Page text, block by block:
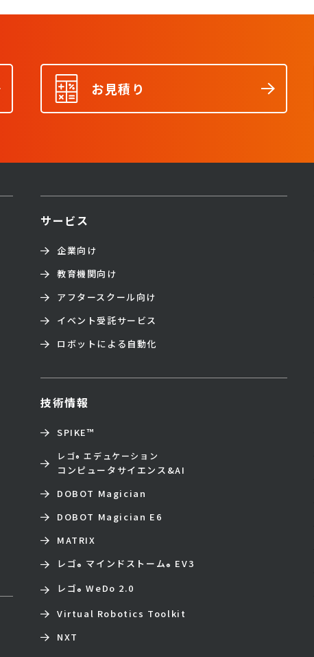
お見積り
サービス
企業向け
教育機関向け
アフタースクール向け
イベント受託サービス
ロボットによる自動化
技術情報
SPIKE™
レゴ® エデュケーション
コンピュータサイエンス&AI
DOBOT Magician
DOBOT Magician E6
MATRIX
レゴ® マインドストーム® EV3
レゴ® WeDo 2.0
Virtual Robotics Toolkit
NXT